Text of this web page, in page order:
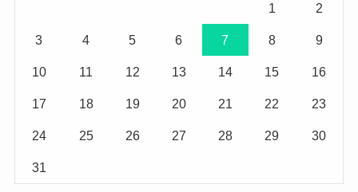
1 2
3 4 5 6 7 8 9
10 11 12 13 14 15 16
17 18 19 20 21 22 23
24 25 26 27 28 29 30
31